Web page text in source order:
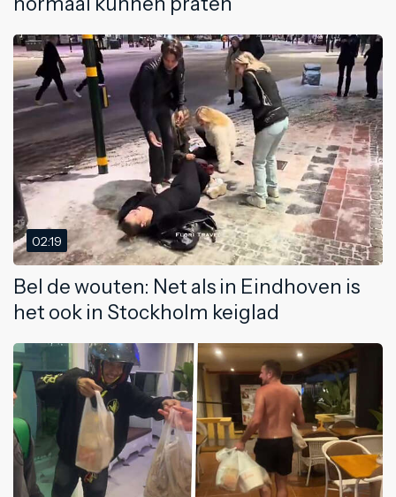
02:19
Bel de wouten: Net als in Eindhoven is
het ook in Stockholm keiglad